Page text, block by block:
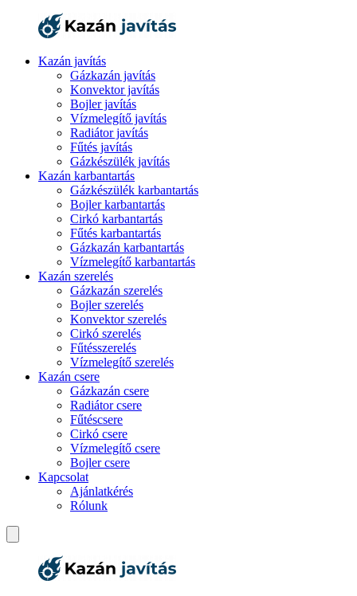
Kazán javítás
Gázkazán javítás
Konvektor javítás
Bojler javítás
Vízmelegítő javítás
Radiátor javítás
Fűtés javítás
Gázkészülék javítás
Kazán karbantartás
Gázkészülék karbantartás
Bojler karbantartás
Cirkó karbantartás
Fűtés karbantartás
Gázkazán karbantartás
Vízmelegítő karbantartás
Kazán szerelés
Gázkazán szerelés
Bojler szerelés
Konvektor szerelés
Cirkó szerelés
Fűtésszerelés
Vízmelegítő szerelés
Kazán csere
Gázkazán csere
Radiátor csere
Fűtéscsere
Cirkó csere
Vízmelegítő csere
Bojler csere
Kapcsolat
Ajánlatkérés
Rólunk